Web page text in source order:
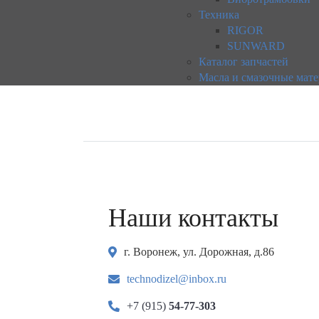
Техника
RIGOR
SUNWARD
Каталог запчастей
Масла и смазочные
Наши контакты
г. Воронеж, ул. Дорожная, д.86
technodizel@inbox.ru
+7 (915) 54-77-303